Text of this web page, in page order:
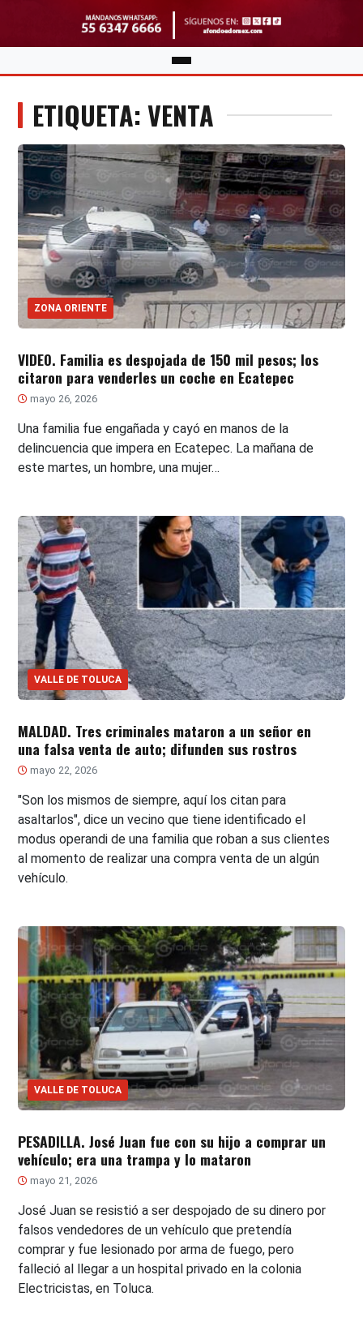
ETIQUETA: VENTA
ZONA ORIENTE
VIDEO. Familia es despojada de 150 mil pesos; los
citaron para venderles un coche en Ecatepec
mayo 26, 2026
Una familia fue engañada y cayó en manos de la
delincuencia que impera en Ecatepec. La mañana de
este martes, un hombre, una mujer…
VALLE DE TOLUCA
MALDAD. Tres criminales mataron a un señor en
una falsa venta de auto; difunden sus rostros
mayo 22, 2026
"Son los mismos de siempre, aquí los citan para
asaltarlos", dice un vecino que tiene identificado el
modus operandi de una familia que roban a sus clientes
al momento de realizar una compra venta de un algún
vehículo.
VALLE DE TOLUCA
PESADILLA. José Juan fue con su hijo a comprar un
vehículo; era una trampa y lo mataron
mayo 21, 2026
José Juan se resistió a ser despojado de su dinero por
falsos vendedores de un vehículo que pretendía
comprar y fue lesionado por arma de fuego, pero
falleció al llegar a un hospital privado en la colonia
Electricistas, en Toluca.